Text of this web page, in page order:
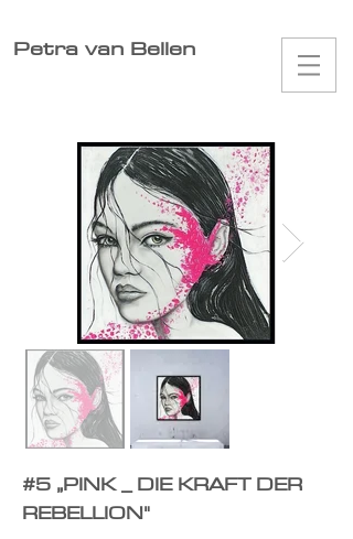
Petra van Bellen
#5 „PINK _ DIE KRAFT DER
REBELLION"